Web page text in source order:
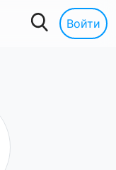
Войти